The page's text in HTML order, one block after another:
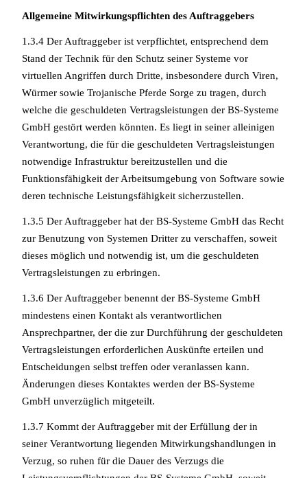
Allgemeine Mitwirkungspflichten des Auftraggebers
1.3.4 Der Auftraggeber ist verpflichtet, entsprechend dem
Stand der Technik für den Schutz seiner Systeme vor
virtuellen Angriffen durch Dritte, insbesondere durch Viren,
Würmer sowie Trojanische Pferde Sorge zu tragen, durch
welche die geschuldeten Vertragsleistungen der BS-Systeme
GmbH gestört werden könnten. Es liegt in seiner alleinigen
Verantwortung, die für die geschuldeten Vertragsleistungen
notwendige Infrastruktur bereitzustellen und die
Funktionsfähigkeit der Arbeitsumgebung von Software sowie
deren technische Leistungsfähigkeit sicherzustellen.
1.3.5 Der Auftraggeber hat der BS-Systeme GmbH das Recht
zur Benutzung von Systemen Dritter zu verschaffen, soweit
dieses möglich und notwendig ist, um die geschuldeten
Vertragsleistungen zu erbringen.
1.3.6 Der Auftraggeber benennt der BS-Systeme GmbH
mindestens einen Kontakt als verantwortlichen
Ansprechpartner, der die zur Durchführung der geschuldeten
Vertragsleistungen erforderlichen Auskünfte erteilen und
Entscheidungen selbst treffen oder veranlassen kann.
Änderungen dieses Kontaktes werden der BS-Systeme
GmbH unverzüglich mitgeteilt.
1.3.7 Kommt der Auftraggeber mit der Erfüllung der in
seiner Verantwortung liegenden Mitwirkungshandlungen in
Verzug, so ruhen für die Dauer des Verzugs die